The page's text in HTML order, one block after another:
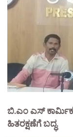
ಬಿ.ಎಂ ಎಸ್
ಹಿತರಕ್ಷಣೆಗೆ ಬದ್ಧ.